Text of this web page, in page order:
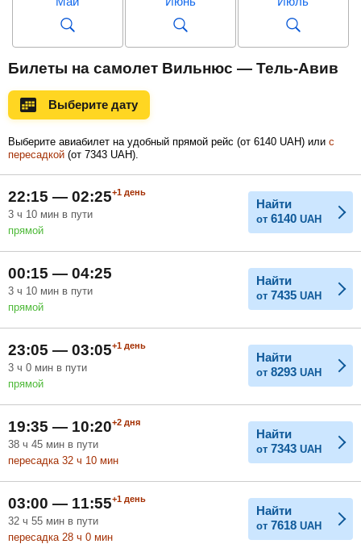
Сентябрь Октябрь
Ноябрь
Билеты на самолет Вильнюс — Тель-Авив
Выберите дату
Выберите авиабилет на удобный прямой рейс (от 6140 UAH) или с
пересадкой (от 7343 UAH).
22:15 — 02:25+1 день
3 ч 10 мин в пути
прямой
Найти
от 6140 UAH
00:15 — 04:25
3 ч 10 мин в пути
прямой
Найти
от 7435 UAH
23:05 — 03:05+1 день
3 ч 0 мин в пути
прямой
Найти
от 8293 UAH
19:35 — 10:20+2 дня
38 ч 45 мин в пути
пересадка 32 ч 10 мин
Найти
от 7343 UAH
03:00 — 11:55+1 день
32 ч 55 мин в пути
пересадка 28 ч 0 мин
Найти
от 7618 UAH